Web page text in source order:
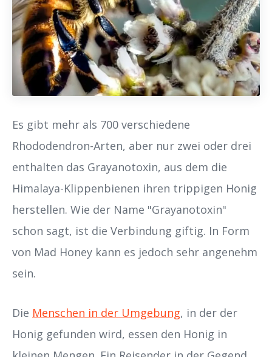
Es gibt mehr als 700 verschiedene
Rhododendron-Arten, aber nur zwei oder drei
enthalten das Grayanotoxin, aus dem die
Himalaya-Klippenbienen ihren trippigen Honig
herstellen. Wie der Name "Grayanotoxin"
schon sagt, ist die Verbindung giftig. In Form
von Mad Honey kann es jedoch sehr angenehm
sein.
Die Menschen in der Umgebung, in der der
Honig gefunden wird, essen den Honig in